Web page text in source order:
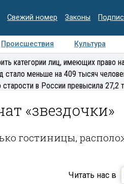
Свежий номер Законы
Происшествия Культура
Интервью
категории лиц, имеющих право
стало меньше на 409 тысяч
в России превысила 27,2
«звездочки»
гостиницы,
Читать нас в